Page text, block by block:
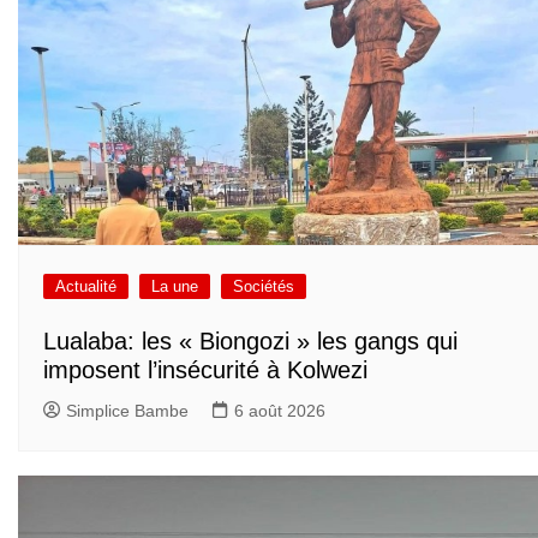
Actualité La une Sociétés
Lualaba: les « Biongozi » les gangs qui
imposent l’insécurité à Kolwezi
Simplice Bambe 6 août 2026